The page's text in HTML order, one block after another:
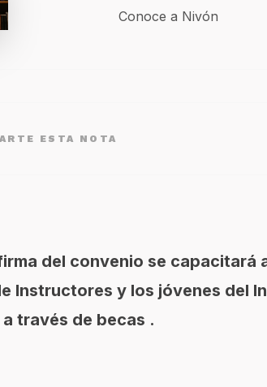
Conoce a Nivón
ESTA NOTA
del convenio se capacitará
Instructores y los jóvenes del
través de becas .